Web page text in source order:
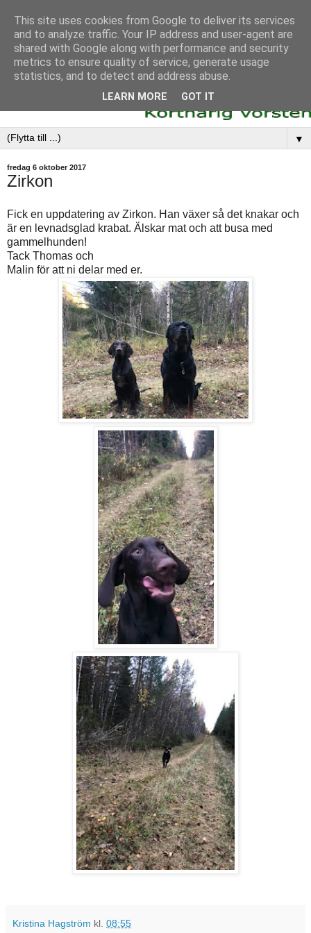
▼
fredag 6 oktober 2017
Zirkon
Fick en uppdatering av Zirkon. Han växer så det knakar och
är en levnadsglad krabat. Älskar mat och att busa med
gammelhunden!
Tack Thomas och
Malin för att ni delar med er.
Kristina Hagström kl. 08:55
This site uses cookies from Google to deliver its services
and to analyze traffic. Your IP address and user-agent are
shared with Google along with performance and security
metrics to ensure quality of service, generate usage
statistics, and to detect and address abuse.
LEARN MORE GOT IT